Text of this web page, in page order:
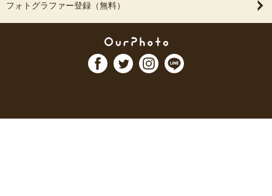
フォトグラファー登録（無料）